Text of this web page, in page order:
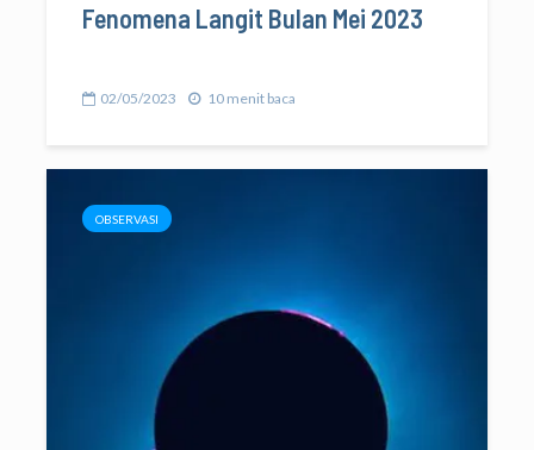
Fenomena Langit Bulan Mei 2023
02/05/2023 10 menit baca
OBSERVASI